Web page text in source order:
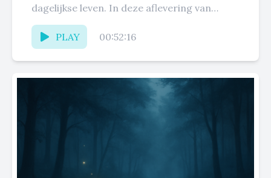
dagelijkse leven. In deze aflevering van
Levenslijnen luisteren we naar het...
PLAY
00:52:16